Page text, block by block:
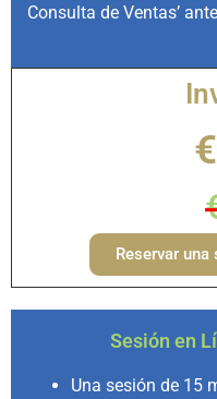
Consulta de Ventas’
Reservar
Sesión en
Una sesión de 15